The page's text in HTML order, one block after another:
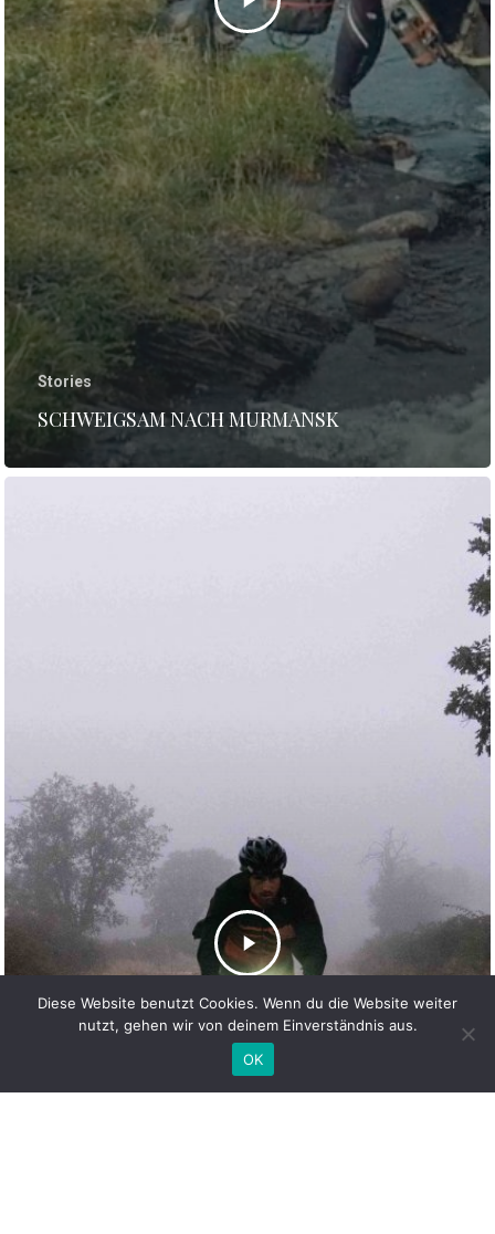
Stories
SCHWEIGSAM NACH MURMANSK
Diese Website benutzt Cookies. Wenn du die Website weiter
nutzt, gehen wir von deinem Einverständnis aus.
OK